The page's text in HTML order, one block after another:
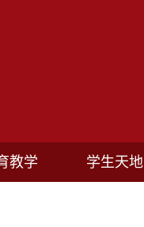
教学 学生天地